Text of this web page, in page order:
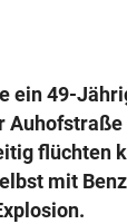
ein 49-
flüchten
mit